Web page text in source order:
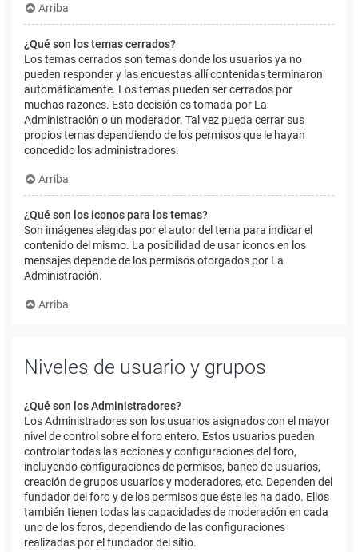
Arriba
¿Qué son los temas cerrados?
Los temas cerrados son temas donde los usuarios ya no
pueden responder y las encuestas allí contenidas terminaron
automáticamente. Los temas pueden ser cerrados por
muchas razones. Esta decisión es tomada por La
Administración o un moderador. Tal vez pueda cerrar sus
propios temas dependiendo de los permisos que le hayan
concedido los administradores.
Arriba
¿Qué son los iconos para los temas?
Son imágenes elegidas por el autor del tema para indicar el
contenido del mismo. La posibilidad de usar iconos en los
mensajes depende de los permisos otorgados por La
Administración.
Arriba
Niveles de usuario y grupos
¿Qué son los Administradores?
Los Administradores son los usuarios asignados con el mayor
nivel de control sobre el foro entero. Estos usuarios pueden
controlar todas las acciones y configuraciones del foro,
incluyendo configuraciones de permisos, baneo de usuarios,
creación de grupos usuarios y moderadores, etc. Dependen del
fundador del foro y de los permisos que éste les ha dado. Ellos
también tienen todas las capacidades de moderación en cada
uno de los foros, dependiendo de las configuraciones
realizadas por el fundador del sitio.